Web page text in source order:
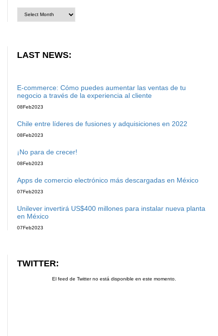
LAST NEWS:
E-commerce: Cómo puedes aumentar las ventas de tu
negocio a través de la experiencia al cliente
08Feb2023
Chile entre líderes de fusiones y adquisiciones en 2022
08Feb2023
¡No para de crecer!
08Feb2023
Apps de comercio electrónico más descargadas en México
07Feb2023
Unilever invertirá US$400 millones para instalar nueva planta
en México
07Feb2023
TWITTER:
El feed de Twitter no está disponible en este momento.